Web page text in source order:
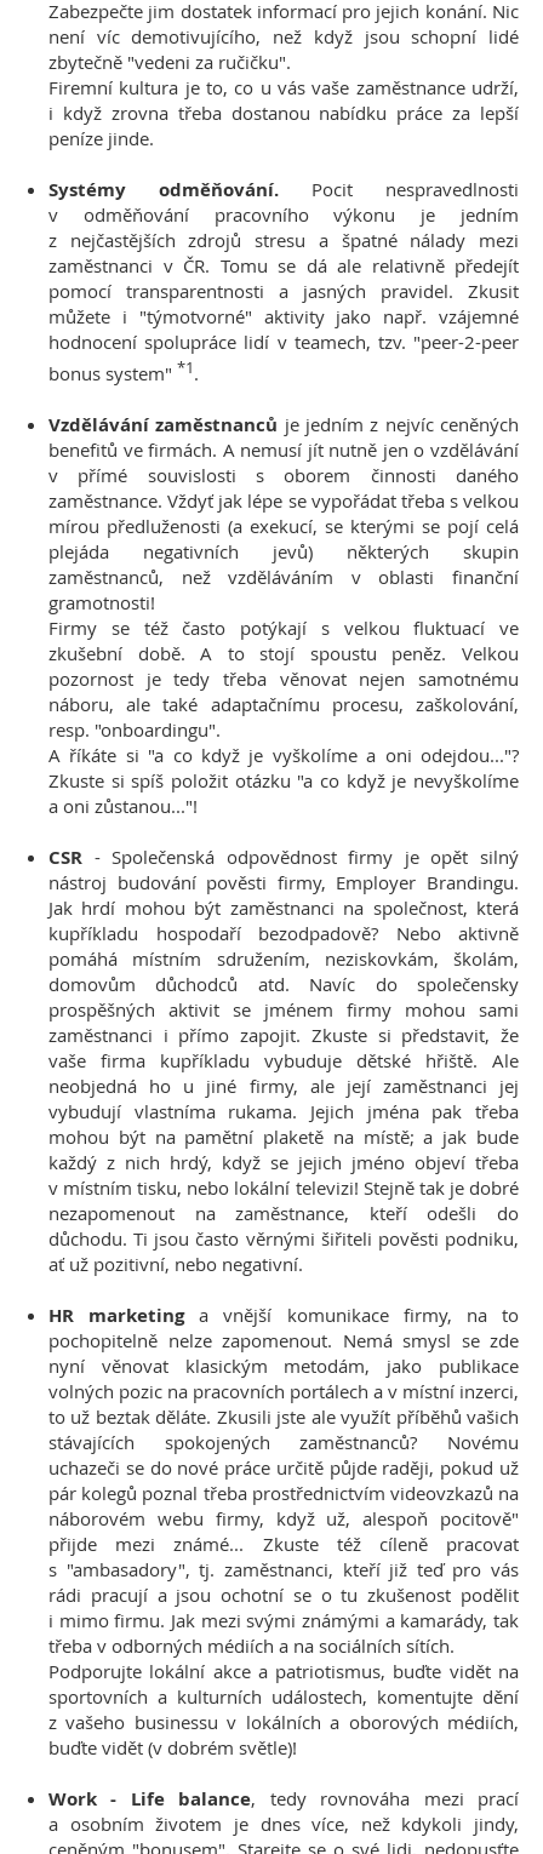
Zabezpečte jim dostatek informací pro jejich konání. Nic
není víc demotivujícího, než když jsou schopní lidé
zbytečně "vedeni za ručičku".
Firemní kultura je to, co u vás vaše zaměstnance udrží,
i když zrovna třeba dostanou nabídku práce za lepší
peníze jinde.
Systémy odměňování. Pocit nespravedlnosti
v odměňování pracovního výkonu je jedním
z nejčastějších zdrojů stresu a špatné nálady mezi
zaměstnanci v ČR. Tomu se dá ale relativně předejít
pomocí transparentnosti a jasných pravidel. Zkusit
můžete i "týmotvorné" aktivity jako např. vzájemné
hodnocení spolupráce lidí v teamech, tzv. "peer-2-peer
bonus system" *1.
Vzdělávání zaměstnanců je jedním z nejvíc ceněných
benefitů ve firmách. A nemusí jít nutně jen o vzdělávání
v přímé souvislosti s oborem činnosti daného
zaměstnance. Vždyť jak lépe se vypořádat třeba s velkou
mírou předluženosti (a exekucí, se kterými se pojí celá
plejáda negativních jevů) některých skupin
zaměstnanců, než vzděláváním v oblasti finanční
gramotnosti!
Firmy se též často potýkají s velkou fluktuací ve
zkušební době. A to stojí spoustu peněz. Velkou
pozornost je tedy třeba věnovat nejen samotnému
náboru, ale také adaptačnímu procesu, zaškolování,
resp. "onboardingu".
A říkáte si "a co když je vyškolíme a oni odejdou..."?
Zkuste si spíš položit otázku "a co když je nevyškolíme
a oni zůstanou..."!
CSR - Společenská odpovědnost firmy je opět silný
nástroj budování pověsti firmy, Employer Brandingu.
Jak hrdí mohou být zaměstnanci na společnost, která
kupříkladu hospodaří bezodpadově? Nebo aktivně
pomáhá místním sdružením, neziskovkám, školám,
domovům důchodců atd. Navíc do společensky
prospěšných aktivit se jménem firmy mohou sami
zaměstnanci i přímo zapojit. Zkuste si představit, že
vaše firma kupříkladu vybuduje dětské hřiště. Ale
neobjedná ho u jiné firmy, ale její zaměstnanci jej
vybudují vlastníma rukama. Jejich jména pak třeba
mohou být na pamětní plaketě na místě; a jak bude
každý z nich hrdý, když se jejich jméno objeví třeba
v místním tisku, nebo lokální televizi! Stejně tak je dobré
nezapomenout na zaměstnance, kteří odešli do
důchodu. Ti jsou často věrnými šiřiteli pověsti podniku,
ať už pozitivní, nebo negativní.
HR marketinga vnější komunikace firmy, na to
pochopitelně nelze zapomenout. Nemá smysl se zde
nyní věnovat klasickým metodám, jako publikace
volných pozic na pracovních portálech a v místní inzerci,
to už beztak děláte. Zkusili jste ale využít příběhů vašich
stávajících spokojených zaměstnanců? Novému
uchazeči se do nové práce určitě půjde raději, pokud už
pár kolegů poznal třeba prostřednictvím videovzkazů na
náborovém webu firmy, když už, alespoň pocitově"
přijde mezi známé... Zkuste též cíleně pracovat
s "ambasadory", tj. zaměstnanci, kteří již teď pro vás
rádi pracují a jsou ochotní se o tu zkušenost podělit
i mimo firmu. Jak mezi svými známými a kamarády, tak
třeba v odborných médiích a na sociálních sítích.
Podporujte lokální akce a patriotismus, buďte vidět na
sportovních a kulturních událostech, komentujte dění
z vašeho businessu v lokálních a oborových médiích,
buďte vidět (v dobrém světle)!
Work - Life balance, tedy rovnováha mezi prací
a osobním životem je dnes více, než kdykoli jindy,